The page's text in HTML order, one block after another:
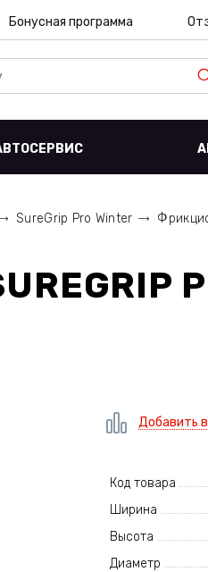
Бонусная программа
SureGrip Pro Winter
Добавить
Код товара
Ширина
Высота
Диаметр